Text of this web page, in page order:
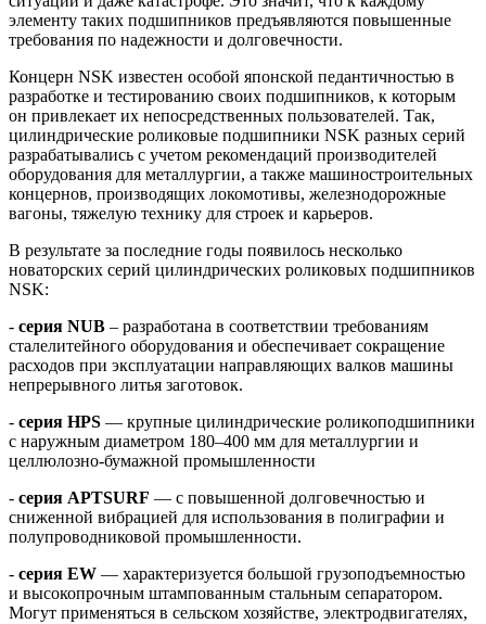
элементу таких подшипников предъявляются повышенные
требования по надежности и долговечности.
Концерн NSK известен особой японской педантичностью в
разработке и тестированию своих подшипников, к которым
он привлекает их непосредственных пользователей. Так,
цилиндрические роликовые подшипники NSK разных серий
разрабатывались с учетом рекомендаций производителей
оборудования для металлургии, а также машиностроительных
концернов, производящих локомотивы, железнодорожные
вагоны, тяжелую технику для строек и карьеров.
В результате за последние годы появилось несколько
новаторских серий цилиндрических роликовых подшипников
NSK:
- серия NUB – разработана в соответствии требованиям
сталелитейного оборудования и обеспечивает сокращение
расходов при эксплуатации направляющих валков машины
непрерывного литья заготовок.
- серия HPS — крупные цилиндрические роликоподшипники
с наружным диаметром 180–400 мм для металлургии и
целлюлозно-бумажной промышленности
- серия APTSURF — с повышенной долговечностью и
сниженной вибрацией для использования в полиграфии и
полупроводниковой промышленности.
- серия EW — характеризуется большой грузоподъемностью
и высокопрочным штампованным стальным сепаратором.
Могут применяться в сельском хозяйстве, электродвигателях,